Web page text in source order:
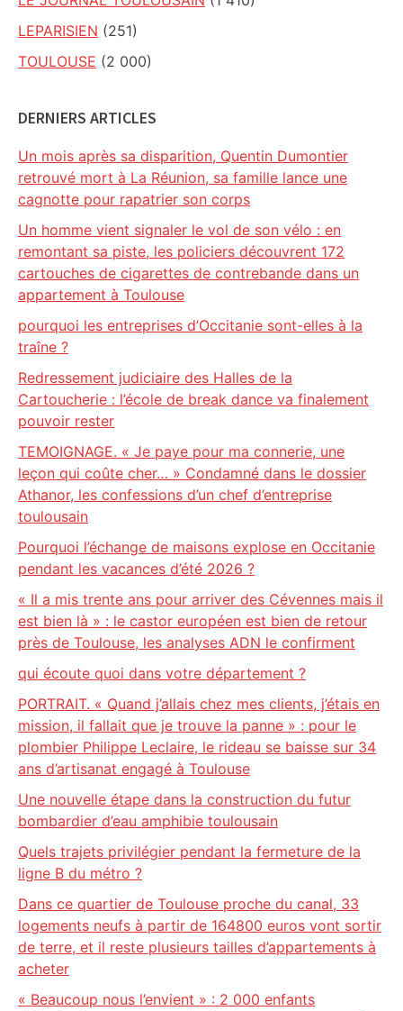
LEPARISIEN (251)
TOULOUSE (2 000)
DERNIERS ARTICLES
Un mois après sa disparition, Quentin Dumontier
retrouvé mort à La Réunion, sa famille lance une
cagnotte pour rapatrier son corps
Un homme vient signaler le vol de son vélo : en
remontant sa piste, les policiers découvrent 172
cartouches de cigarettes de contrebande dans un
appartement à Toulouse
pourquoi les entreprises d’Occitanie sont-elles à la
traîne ?
Redressement judiciaire des Halles de la
Cartoucherie : l’école de break dance va finalement
pouvoir rester
TEMOIGNAGE. « Je paye pour ma connerie, une
leçon qui coûte cher… » Condamné dans le dossier
Athanor, les confessions d’un chef d’entreprise
toulousain
Pourquoi l’échange de maisons explose en Occitanie
pendant les vacances d’été 2026 ?
« Il a mis trente ans pour arriver des Cévennes mais il
est bien là » : le castor européen est bien de retour
près de Toulouse, les analyses ADN le confirment
qui écoute quoi dans votre département ?
PORTRAIT. « Quand j’allais chez mes clients, j’étais en
mission, il fallait que je trouve la panne » : pour le
plombier Philippe Leclaire, le rideau se baisse sur 34
ans d’artisanat engagé à Toulouse
Une nouvelle étape dans la construction du futur
bombardier d’eau amphibie toulousain
Quels trajets privilégier pendant la fermeture de la
ligne B du métro ?
Dans ce quartier de Toulouse proche du canal, 33
logements neufs à partir de 164800 euros vont sortir
de terre, et il reste plusieurs tailles d’appartements à
acheter
« Beaucoup nous l’envient » : 2 000 enfants